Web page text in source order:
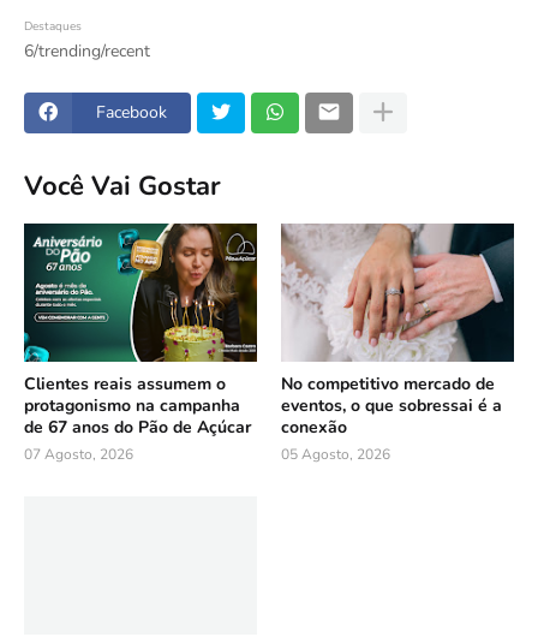
Destaques
6/trending/recent
Facebook
Você Vai Gostar
Clientes reais assumem o
protagonismo na campanha
de 67 anos do Pão de Açúcar
07 Agosto, 2026
No competitivo mercado de
eventos, o que sobressai é a
conexão
05 Agosto, 2026